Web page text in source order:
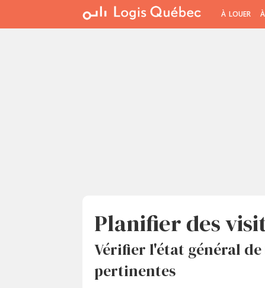
À LOUER
Planifier des
Vérifier l'état général
pertinentes